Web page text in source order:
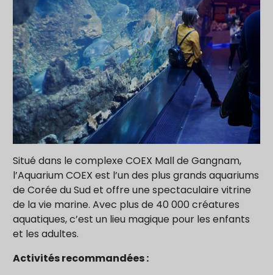
Situé dans le complexe COEX Mall de Gangnam,
l’Aquarium COEX est l’un des plus grands aquariums
de Corée du Sud et offre une spectaculaire vitrine
de la vie marine. Avec plus de 40 000 créatures
aquatiques, c’est un lieu magique pour les enfants
et les adultes.
Activités recommandées :